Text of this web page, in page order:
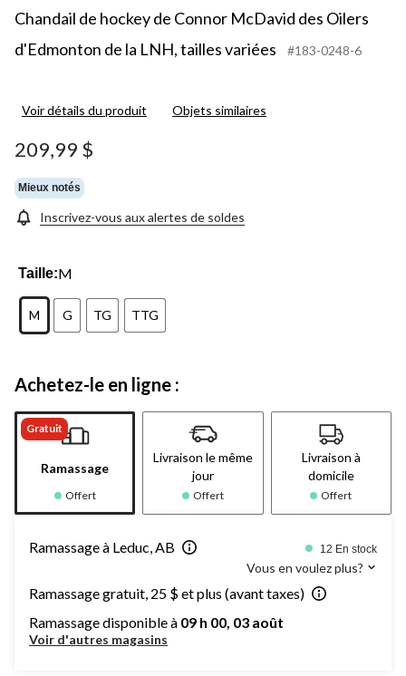
Chandail de hockey de Connor McDavid des Oilers
d'Edmonton de la LNH, tailles variées
#183-0248-6
Voir détails du produit Objets similaires
209,99 $
Mieux notés
Inscrivez-vous aux alertes de soldes
Taille:M
M G TG TTG
Achetez-le en ligne :
Gratuit
Ramassage
Offert
Livraison le même
jour
Offert
Livraison à
domicile
Offert
Ramassage à Leduc, AB 12 En stock
Vous en voulez plus?
Ramassage gratuit, 25 $ et plus (avant taxes)
Ramassage disponible à 09 h 00, 03 août
Voir d'autres magasins